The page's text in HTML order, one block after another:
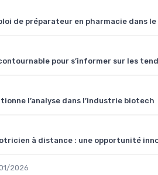
de préparateur en pharmacie dans
pour s’informer sur les
l’analyse dans l’industrie biotech
à distance : une opportunité
2026